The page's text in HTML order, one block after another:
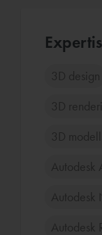
3D design
3D
3D
Autodesk
Autodesk
Autodesk